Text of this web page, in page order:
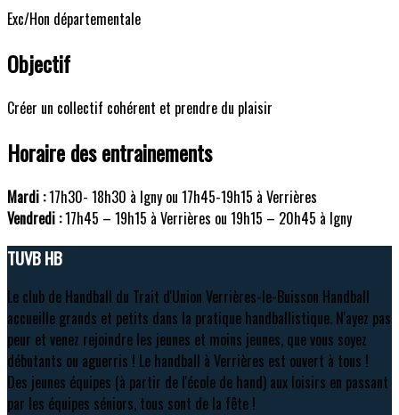
Exc/Hon départementale
Objectif
Créer un collectif cohérent et prendre du plaisir
Horaire des entrainements
Mardi :17h30- 18h30 à Igny ou 17h45-19h15 à Verrières
Vendredi :17h45 – 19h15 à Verrières ou 19h15 – 20h45 à Igny
TUVB HB
Le club de Handball du Trait d'Union Verrières-le-Buisson Handball
accueille grands et petits dans la pratique handballistique. N'ayez pas
peur et venez rejoindre les jeunes et moins jeunes, que vous soyez
débutants ou aguerris ! Le handball à Verrières est ouvert à tous !
Des jeunes équipes (à partir de l'école de hand) aux loisirs en passant
par les équipes séniors, tous sont de la fête !